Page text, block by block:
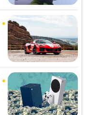
پیاتزا به تهران رسید/ ۱۴ بازیکن دیگر اضافه شدند